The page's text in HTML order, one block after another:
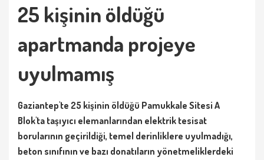
25 kişinin öldüğü
apartmanda projeye
uyulmamış
Gaziantep'te 25 kişinin öldüğü Pamukkale Sitesi A
Blok'ta taşıyıcı elemanlarından elektrik tesisat
borularının geçirildiği, temel derinliklere uyulmadığı,
beton sınıfının ve bazı donatıların yönetmeliklerdeki